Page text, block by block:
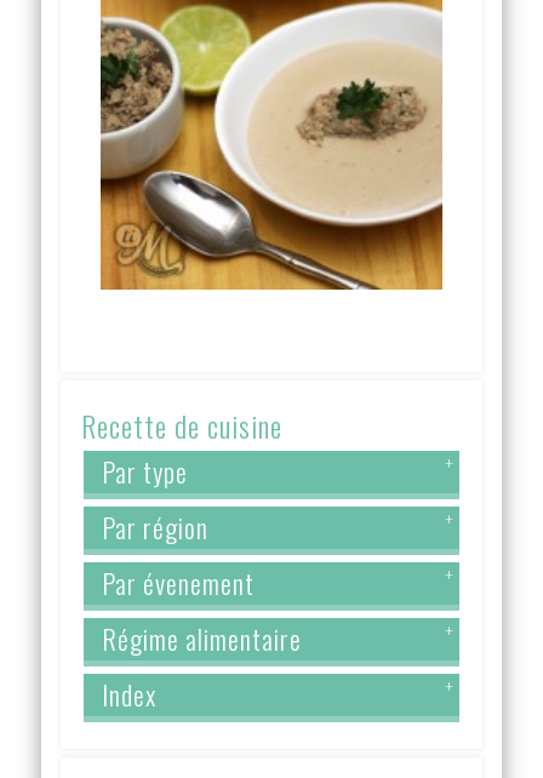
Recette de cuisine
Par type +
Par région +
Par évenement +
Régime alimentaire +
Index +